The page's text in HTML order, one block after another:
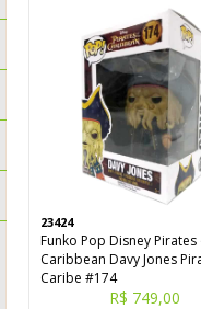
23424
Funko Pop Disney
Caribbean Davy Jones
Caribe #174
R$ 749,00